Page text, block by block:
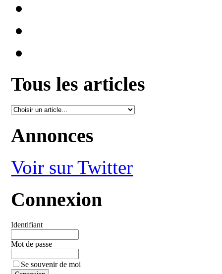
Tous les articles
Annonces
Voir sur Twitter
Connexion
Identifiant
Mot de passe
Se souvenir de moi